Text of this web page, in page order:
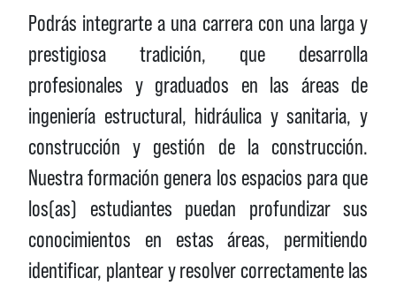
Podrás integrarte a una carrera con una larga y
prestigiosa tradición, que desarrolla
profesionales y graduados en las áreas de
ingeniería estructural, hidráulica y sanitaria, y
construcción y gestión de la construcción.
Nuestra formación genera los espacios para que
los(as) estudiantes puedan profundizar sus
conocimientos en estas áreas, permitiendo
identificar, plantear y resolver correctamente las